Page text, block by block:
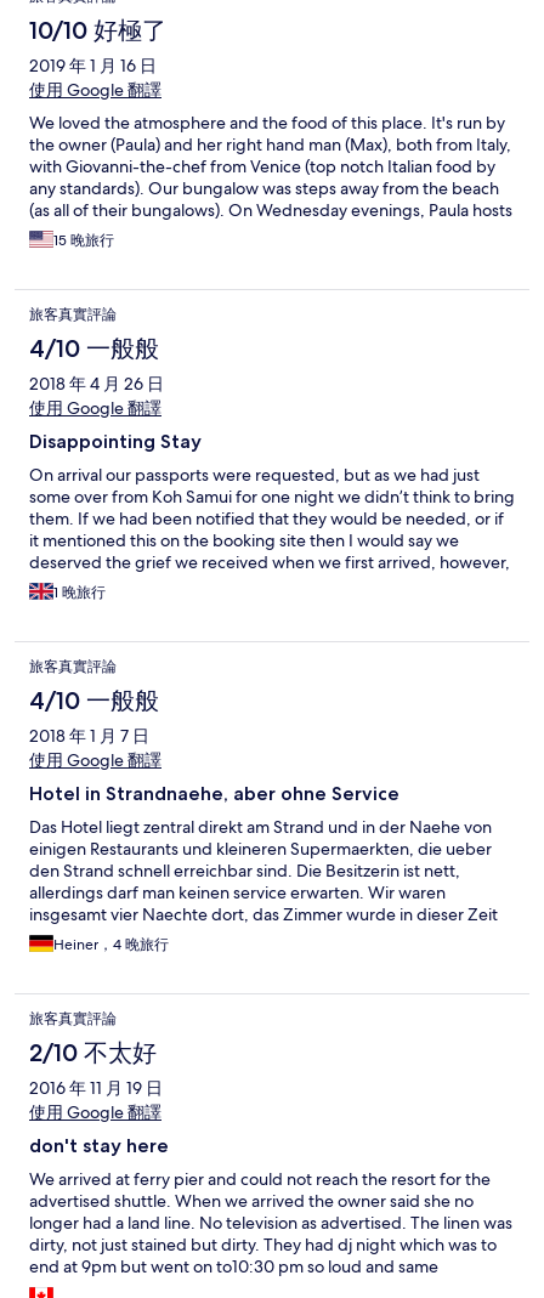
10/10 好極了
2019 年 1 月 16 日
使用 Google 翻譯
We loved the atmosphere and the food of this place. It's run by
the owner (Paula) and her right hand man (Max), both from Italy,
with Giovanni-the-chef from Venice (top notch Italian food by
any standards). Our bungalow was steps away from the beach
(as all of their bungalows). On Wednesday evenings, Paula hosts
an open air market followed by a DJ and dancing. A very cool
place that we accidentally stumbled into, like going back in time
very good restaurants (in addition to Paula's place, of course).
We'll be back next year.
15 晚旅行
旅客真實評論
4/10 一般般
2018 年 4 月 26 日
使用 Google 翻譯
Disappointing Stay
On arrival our passports were requested, but as we had just
some over from Koh Samui for one night we didn’t think to bring
them. If we had been notified that they would be needed, or if
it mentioned this on the booking site then I would say we
deserved the grief we received when we first arrived, however,
this wasn’t mentioned anywhere. Then, when shown to our
room the host pointed out that the room hadn’t finished being
one came to finish the room, so we had the old used towels and
bath mat from the previous guest and I’m not even sure if the
bed sheets had been changed! As, we had popped over to the
island to attend a wedding, we didn’t have the time to chase
this up before returning from the wedding that evening, so we
had to make use of what we had. Very disappointing to pay top
1 晚旅行
旅客真實評論
4/10 一般般
2018 年 1 月 7 日
使用 Google 翻譯
Hotel in Strandnaehe, aber ohne Service
Das Hotel liegt zentral direkt am Strand und in der Naehe von
einigen Restaurants und kleineren Supermaerkten, die ueber
den Strand schnell erreichbar sind. Die Besitzerin ist nett,
allerdings darf man keinen service erwarten. Wir waren
insgesamt vier Naechte dort, das Zimmer wurde in dieser Zeit
nicht gereinigt, Handtuecher nicht gewechselt. Das Essen im
Hotel ist ok.
Heiner，4 晚旅行
旅客真實評論
2/10 不太好
2016 年 11 月 19 日
使用 Google 翻譯
don't stay here
We arrived at ferry pier and could not reach the resort for the
advertised shuttle. When we arrived the owner said she no
longer had a land line. No television as advertised. The linen was
dirty, not just stained but dirty. They had dj night which was to
end at 9pm but went on to10:30 pm so loud and same
pounding beat. Food in restaurant was not good. Breakfast not